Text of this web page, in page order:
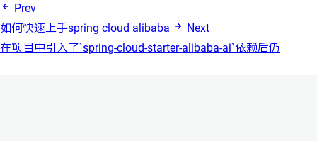
Prev
如何快速上手spring cloud alibaba
Next
在项目中引入了`spring-cloud-starter-alibaba-ai`依赖后仍